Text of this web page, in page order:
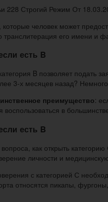
228 Строгий Режим От
человек может
транслитерация его имени
есть B
B позволяет подать
3-х месяцев назад?
преимущество:
воспользоваться в
есть B
как открыть
личности и
с категорией С
относятся пикапы,